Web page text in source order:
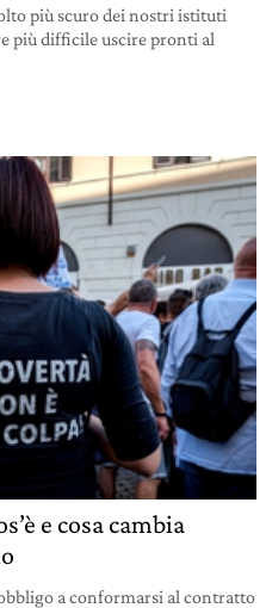
più scuro dei nostri istituti
più difficile uscire pronti al
e cosa cambia
a conformarsi al contratto